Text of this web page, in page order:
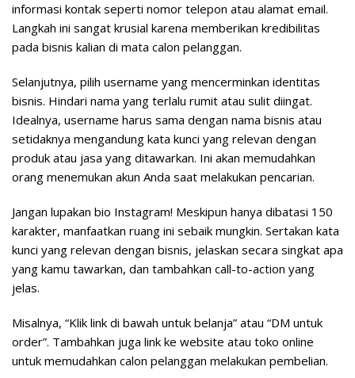
informasi kontak seperti nomor telepon atau alamat email.
Langkah ini sangat krusial karena memberikan kredibilitas
pada bisnis kalian di mata calon pelanggan.
Selanjutnya, pilih username yang mencerminkan identitas
bisnis. Hindari nama yang terlalu rumit atau sulit diingat.
Idealnya, username harus sama dengan nama bisnis atau
setidaknya mengandung kata kunci yang relevan dengan
produk atau jasa yang ditawarkan. Ini akan memudahkan
orang menemukan akun Anda saat melakukan pencarian.
Jangan lupakan bio Instagram! Meskipun hanya dibatasi 150
karakter, manfaatkan ruang ini sebaik mungkin. Sertakan kata
kunci yang relevan dengan bisnis, jelaskan secara singkat apa
yang kamu tawarkan, dan tambahkan call-to-action yang
jelas.
Misalnya, “Klik link di bawah untuk belanja” atau “DM untuk
order”. Tambahkan juga link ke website atau toko online
untuk memudahkan calon pelanggan melakukan pembelian.